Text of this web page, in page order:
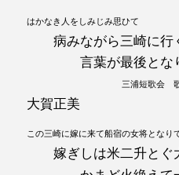
はかなき人をしみじみ思ひて
病みながら三崎に行
言葉が最後となり
三浦短歌会 歌集「沖
大賀正美
この三崎に嫁に来て船宿の女将となり
嫁ぎしは米二升とぐ